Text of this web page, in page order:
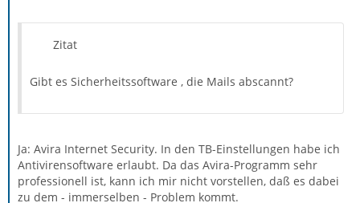
Zitat
Gibt es Sicherheitssoftware , die Mails abscannt?
Ja: Avira Internet Security. In den TB-Einstellungen habe ich
Antivirensoftware erlaubt. Da das Avira-Programm sehr
professionell ist, kann ich mir nicht vorstellen, daß es dabei
zu dem - immerselben - Problem kommt.